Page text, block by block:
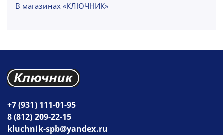
В магазинах «КЛЮЧНИК»
+7 (931) 111-01-95
8 (812) 209-22-15
kluchnik-spb@yandex.ru